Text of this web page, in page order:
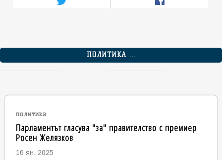
ПОЛИТИКА ...
политика
Парламентът гласува "за" правителство с премиер
Росен Желязков
16 ян. 2025